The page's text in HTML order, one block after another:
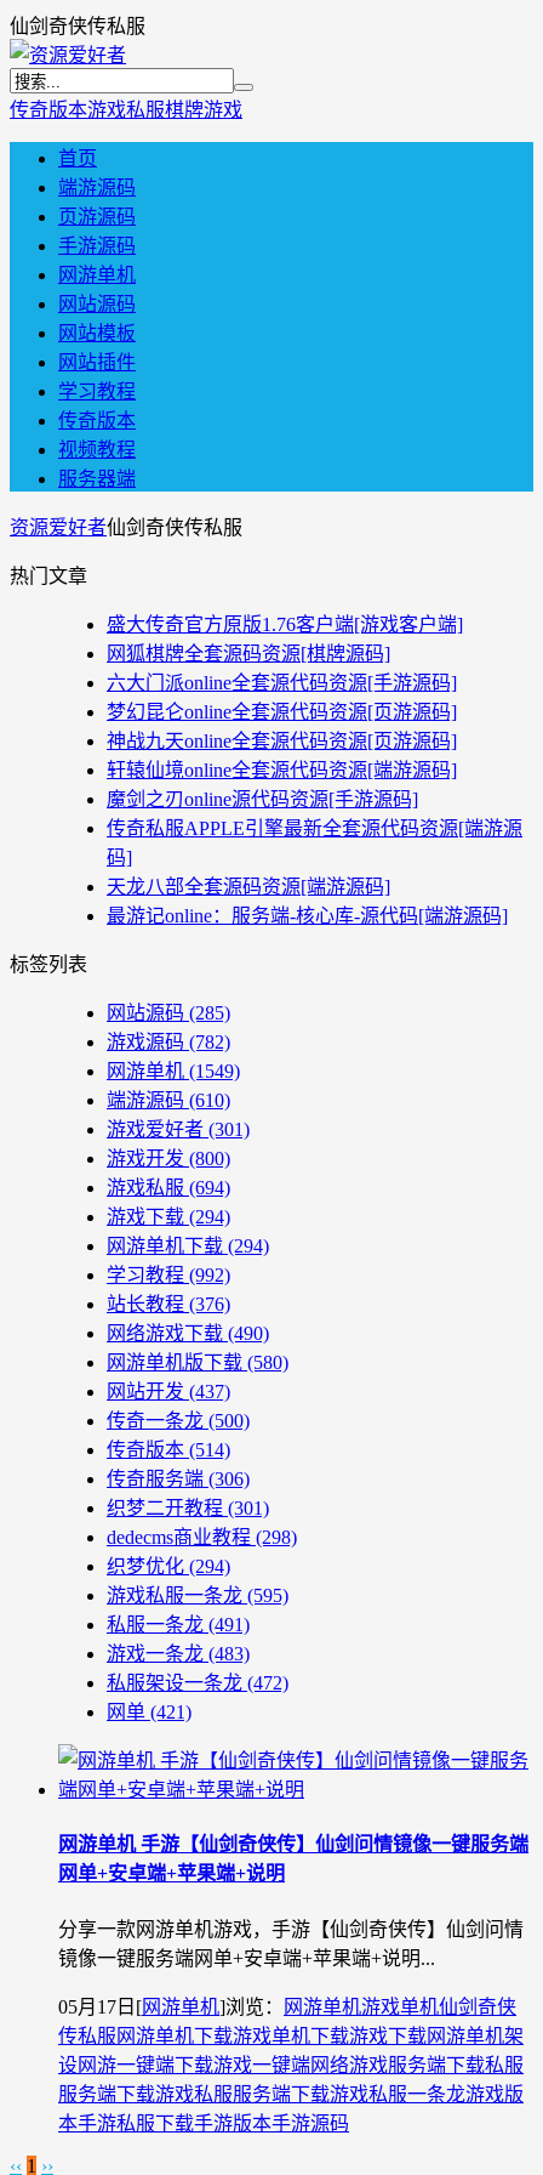
仙剑奇侠传私服
传奇版本游戏私服棋牌游戏
首页
端游源码
页游源码
手游源码
网游单机
网站源码
网站模板
网站插件
学习教程
传奇版本
视频教程
服务器端
资源爱好者仙剑奇侠传私服
热门文章
盛大传奇官方原版1.76客户端[游戏客户端]
网狐棋牌全套源码资源[棋牌源码]
六大门派online全套源代码资源[手游源码]
梦幻昆仑online全套源代码资源[页游源码]
神战九天online全套源代码资源[页游源码]
轩辕仙境online全套源代码资源[端游源码]
魔剑之刃online源代码资源[手游源码]
传奇私服APPLE引擎最新全套源代码资源[端游源
码]
天龙八部全套源码资源[端游源码]
最游记online：服务端-核心库-源代码[端游源码]
标签列表
网站源码 (285)
游戏源码 (782)
网游单机 (1549)
端游源码 (610)
游戏爱好者 (301)
游戏开发 (800)
游戏私服 (694)
游戏下载 (294)
网游单机下载 (294)
学习教程 (992)
站长教程 (376)
网络游戏下载 (490)
网游单机版下载 (580)
网站开发 (437)
传奇一条龙 (500)
传奇版本 (514)
传奇服务端 (306)
织梦二开教程 (301)
dedecms商业教程 (298)
织梦优化 (294)
游戏私服一条龙 (595)
私服一条龙 (491)
游戏一条龙 (483)
私服架设一条龙 (472)
网单 (421)
网游单机 手游【仙剑奇侠传】仙剑问情镜像一键服务端
网单+安卓端+苹果端+说明
分享一款网游单机游戏，手游【仙剑奇侠传】仙剑问情
镜像一键服务端网单+安卓端+苹果端+说明...
05月17日 [网游单机]浏览： 网游单机游戏单机仙剑奇侠
传私服 网游单机下载游戏单机下载游戏下载网游单机架
设网游一键端下载游戏一键端网络游戏服务端下载私服
服务端下载游戏私服服务端下载游戏私服一条龙游戏版
本手游私服下载手游版本手游源码
‹‹ 1 ››